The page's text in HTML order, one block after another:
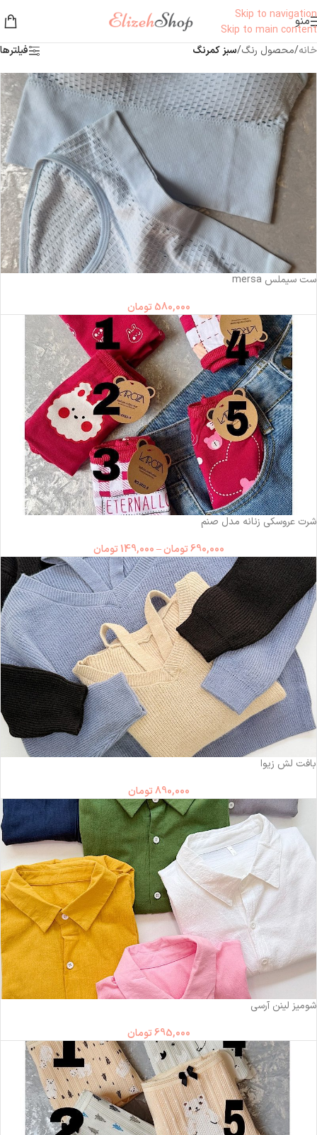
Skip to navigation
Skip to main content
منو
خانه/محصول رنگ/سبز کمرنگ فیلترها
ست سیملس mersa
580,000 تومان
شرت عروسکی زنانه مدل صنم
690,000تومان–
149,000 تومان
بافت لش زیوا
890,000تومان
شومیز لینن آرسی
695,000تومان